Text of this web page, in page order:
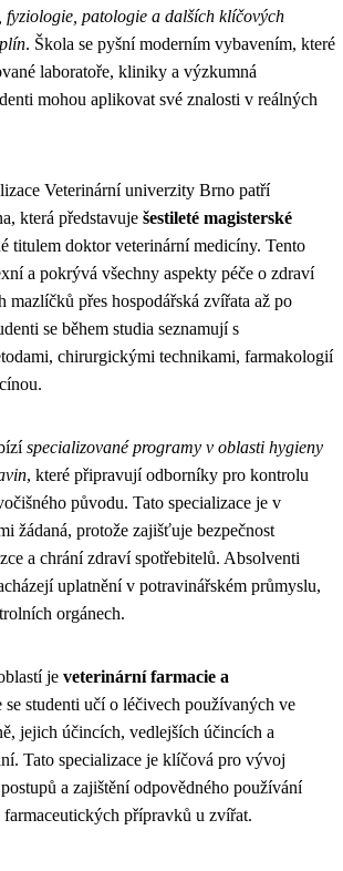
fyziologie, patologie a dalších klíčových
. Škola se pyšní moderním vybavením, které
laboratoře, kliniky a výzkumná
mohou aplikovat své znalosti v reálných
Veterinární univerzity Brno patří
která představuje šestileté magisterské
titulem doktor veterinární medicíny. Tento
a pokrývá všechny aspekty péče o zdraví
mazlíčků přes hospodářská zvířata až po
se během studia seznamují s
chirurgickými technikami, farmakologií
specializované programy v oblasti hygieny
, které připravují odborníky pro kontrolu
původu. Tato specializace je v
žádaná, protože zajišťuje bezpečnost
a chrání zdraví spotřebitelů. Absolventi
uplatnění v potravinářském průmyslu,
orgánech.
je veterinární farmacie a
se studenti učí o léčivech používaných ve
jejich účincích, vedlejších účincích a
Tato specializace je klíčová pro vývoj
a zajištění odpovědného používání
přípravků u zvířat.